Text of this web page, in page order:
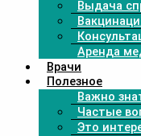
Выдача
Аренда
Врачи
Полезное
Важно
Частые
Это